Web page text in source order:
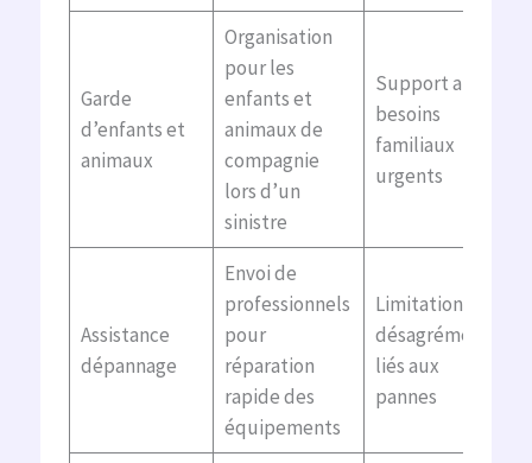
Garde
d’enfants et
animaux
Organisation
pour les
enfants et
animaux de
compagnie
lors d’un
sinistre
Support aux
besoins
familiaux
urgents
Assistance
dépannage
Envoi de
professionnels
pour
réparation
rapide des
équipements
Limitation des
désagréments
liés aux
pannes